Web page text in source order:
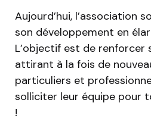
Aujourd’hui, l’association
son développement en
L’objectif est de renforcer
attirant à la fois de
particuliers et
solliciter leur équipe pour
!